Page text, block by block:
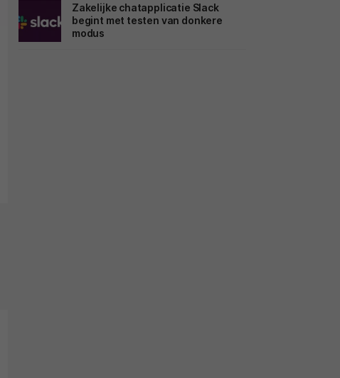
Zakelijke chatapplicatie Slack
begint met testen van donkere
modus